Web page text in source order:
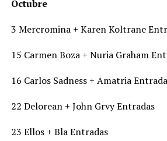
Octubre
3 Mercromina + Karen Koltrane
15 Carmen Boza + Nuria Graham
16 Carlos Sadness + Amatria
22 Delorean + John Grvy Entradas
23 Ellos + Bla Entradas